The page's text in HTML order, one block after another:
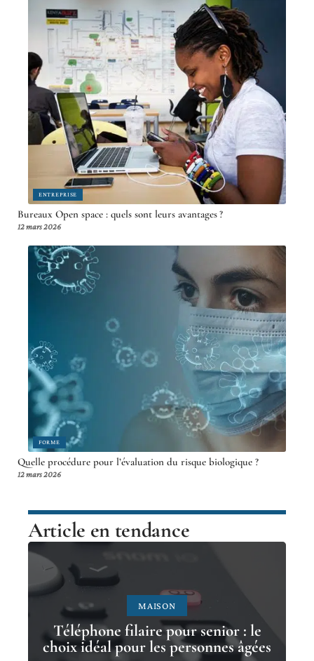
ENTREPRISE
Bureaux Open space : quels sont leurs avantages ?
12 mars 2026
FORME
Quelle procédure pour l’évaluation du risque biologique ?
12 mars 2026
Article en tendance
MAISON
Téléphone filaire pour senior : le
choix idéal pour les personnes âgées